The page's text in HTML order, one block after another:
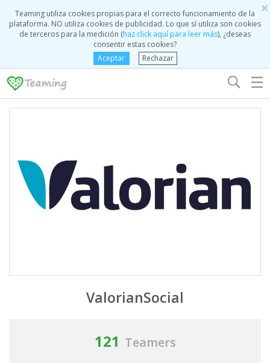
×
Teaming utiliza cookies propias para el correcto funcionamiento de la
plataforma. NO utiliza cookies de publicidad. Lo que sí utiliza son cookies
de terceros para la medición (haz click aquí para leer más), ¿deseas
consentir estas cookies?
Aceptar
Rechazar
☰
ValorianSocial
121 Teamers